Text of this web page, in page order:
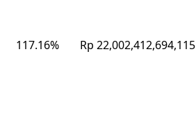
117.16% Rp 22,002,412,694,115